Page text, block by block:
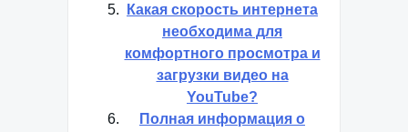
Какая скорость интернета
необходима для
комфортного просмотра и
загрузки видео на
YouTube?
Полная информация о